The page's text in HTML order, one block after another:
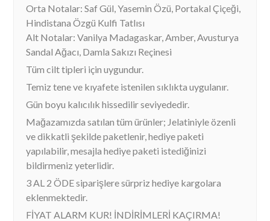
Orta Notalar: Saf Gül, Yasemin Özü, Portakal Çiçeği,
Hindistana Özgü Kulfi Tatlısı
Alt Notalar: Vanilya Madagaskar, Amber, Avusturya
Sandal Ağacı, Damla Sakızı Reçinesi
Tüm cilt tipleri için uygundur.
Temiz tene ve kıyafete istenilen sıklıkta uygulanır.
Gün boyu kalıcılık hissedilir seviyededir.
Mağazamızda satılan tüm ürünler; Jelatiniyle özenli
ve dikkatli şekilde paketlenir, hediye paketi
yapılabilir, mesajla hediye paketi istediğinizi
bildirmeniz yeterlidir.
3 AL 2 ÖDE siparişlere sürpriz hediye kargolara
eklenmektedir.
FİYAT ALARM KUR! İNDİRİMLERİ KAÇIRMA!